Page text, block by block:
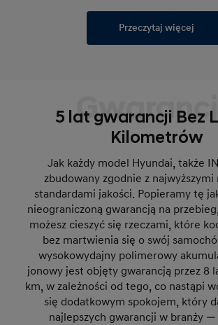
Przeczytaj więcej
5 lat gwarancji Bez
Kilometrów
Jak każdy model Hyundai, także
zbudowany zgodnie z
standardami jakości. Popieramy tę
nieograniczoną gwarancją na
możesz cieszyć się rzeczami, które
bez martwienia się o swój
wysokowydajny polimerowy
jonowy jest objęty gwarancją przez 8
km, w zależności od tego, co nastąpi
się dodatkowym spokojem, który
najlepszych gwarancji w branży —